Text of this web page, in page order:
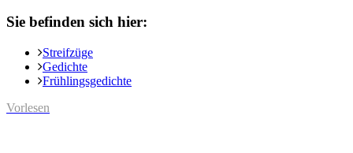
Sie befinden sich hier:
Streifzüge
Gedichte
Frühlingsgedichte
Vorlesen